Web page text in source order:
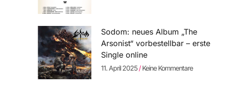
Sodom: neues Album „The
Arsonist“ vorbestellbar – erste
Single online
11. April 2025 Keine Kommentare